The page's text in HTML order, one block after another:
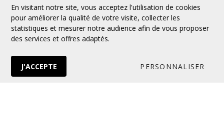
Suivez-nous
© 2026 VERTUOSE Tous droits réservés.
En visitant notre site, vous acceptez l'utilisation de cookies
pour améliorer la qualité de votre visite, collecter les
statistiques et mesurer notre audience afin de vous proposer
des services et offres adaptés.
J'ACCEPTE PERSONNALISER